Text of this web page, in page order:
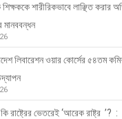
শারীরিকভাবে লাঞ্ছিত করার
মানববন্ধন
লিবারেশন ওয়ার কোর্সের ৫৪তম
রাষ্ট্রের ভেতরেই ‘আরেক রাষ্ট্র ’? :